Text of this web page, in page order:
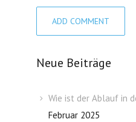
Neue Beiträge
Wie ist der Ablauf in
Februar 2025